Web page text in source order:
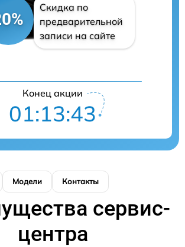
Скидка по
предварительной
записи на сайте
Конец акции
01:13:43
Модели Контакты
сервис-
центра